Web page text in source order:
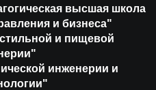
высшая школа
и бизнеса"
и пищевой
инженерии и